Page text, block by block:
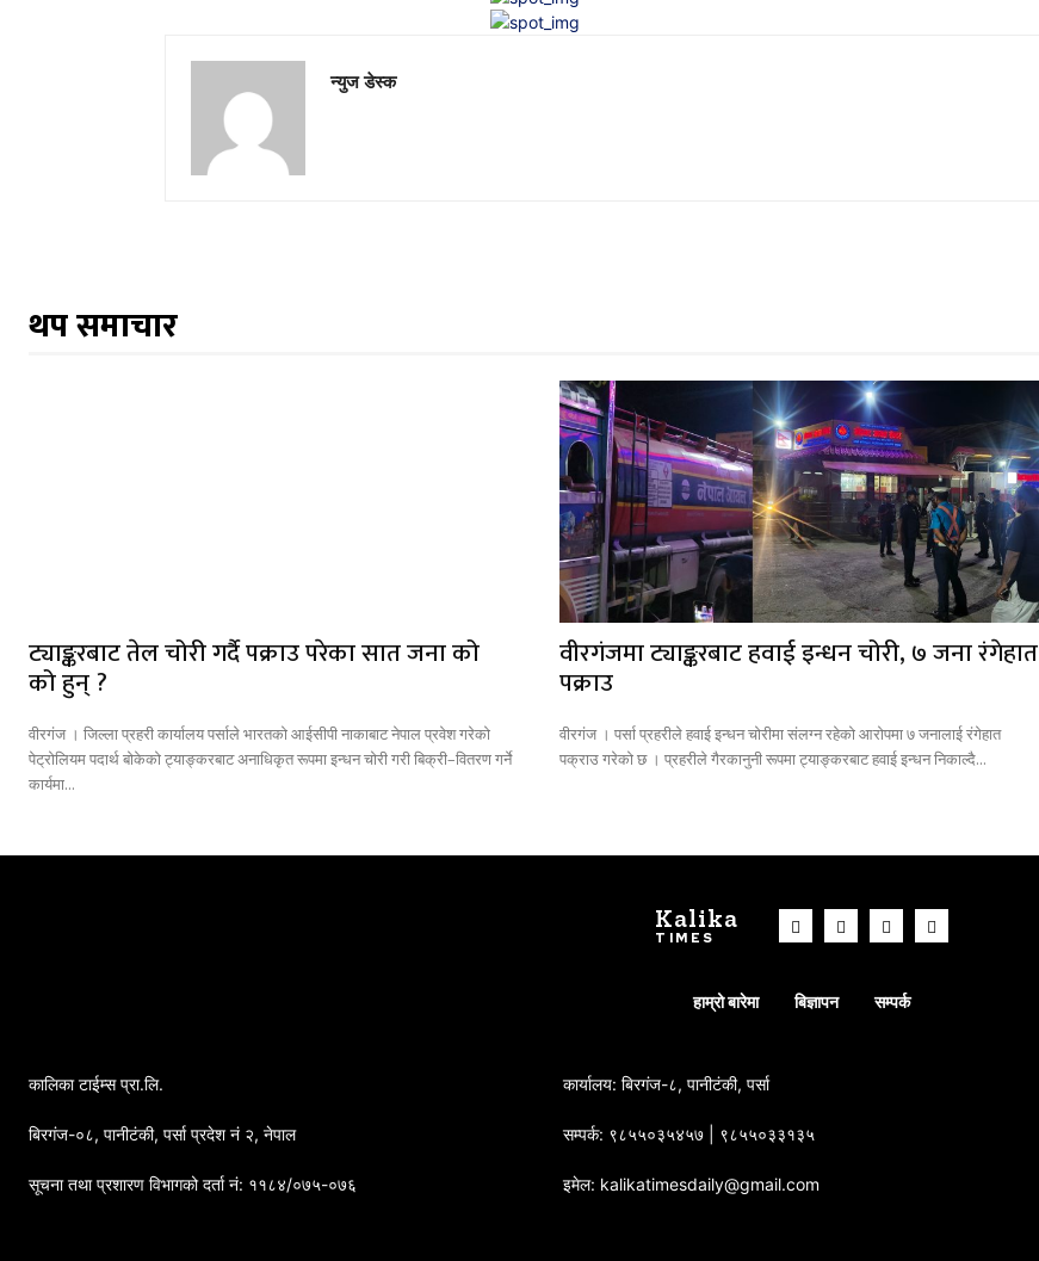
न्युज डेस्क
थप समाचार
ट्याङ्करबाट तेल चोरी गर्दै पक्राउ परेका सात जना को
को हुन् ?
वीरगंज । जिल्ला प्रहरी कार्यालय पर्साले भारतको आईसीपी नाकाबाट नेपाल प्रवेश गरेको
पेट्रोलियम पदार्थ बोकेको ट्याङ्करबाट अनाधिकृत रूपमा इन्धन चोरी गरी बिक्री–वितरण गर्ने
कार्यमा...
वीरगंजमा ट्याङ्करबाट हवाई इन्धन चोरी, ७ जना रंगेहात
पक्राउ
वीरगंज । पर्सा प्रहरीले हवाई इन्धन चोरीमा संलग्न रहेको आरोपमा ७ जनालाई रंगेहात
पक्राउ गरेको छ । प्रहरीले गैरकानुनी रूपमा ट्याङ्करबाट हवाई इन्धन निकाल्दै...
Kalika
TIMES
हाम्रो बारेमा बिज्ञापन सम्पर्क
कालिका टाईम्स प्रा.लि.
बिरगंज-०८, पानीटंकी, पर्सा प्रदेश नं २, नेपाल
सूचना तथा प्रशारण विभागको दर्ता नं: ११८४/०७५-०७६
कार्यालय: बिरगंज-८, पानीटंकी, पर्सा
सम्पर्क: ९८५५०३५४५७ | ९८५५०३३१३५
इमेल: kalikatimesdaily@gmail.com